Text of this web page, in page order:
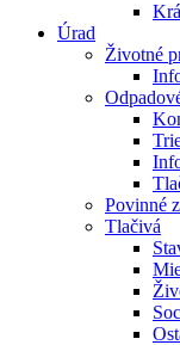
Úrad
Životné
Povinné
Tlačivá